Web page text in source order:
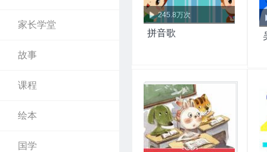
家长学堂
故事
课程
绘本
国学
245.8万次
拼音歌